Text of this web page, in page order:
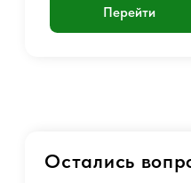
Создать учетную запись